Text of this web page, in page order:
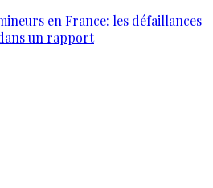
en France: les défaillances
un rapport